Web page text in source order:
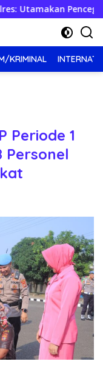
KRIMINAL
Periode 1
Personel